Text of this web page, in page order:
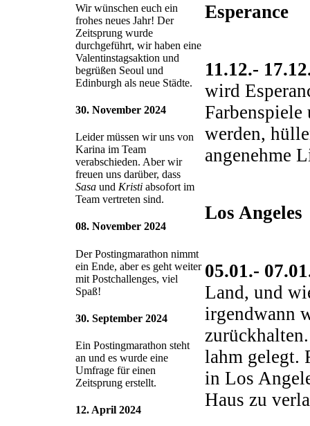
Wir wünschen euch ein
frohes neues Jahr! Der
Zeitsprung wurde
durchgeführt, wir haben eine
Valentinstagsaktion und
begrüßen Seoul und
Edinburgh als neue Städte.
30. November 2024
Leider müssen wir uns von
Karina im Team
verabschieden. Aber wir
freuen uns darüber, dass
Sasa und Kristi absofort im
Team vertreten sind.
08. November 2024
Der Postingmarathon nimmt
ein Ende, aber es geht weiter
mit Postchallenges, viel
Spaß!
30. September 2024
Ein Postingmarathon steht
an und es wurde eine
Umfrage für einen
Zeitsprung erstellt.
12. April 2024
Esperance
11.12.-
wird
Farbenspiele
werden,
angenehme
Los Angeles
05.01.-
Land, und
irgendwann
lahm gelegt.
in Los
Haus zu